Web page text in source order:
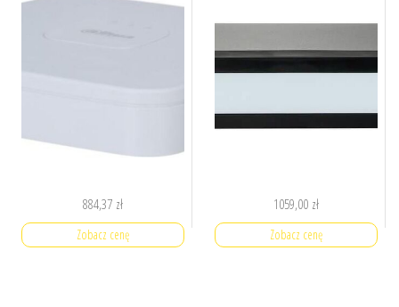
884,37 zł
Zobacz cenę
1059,00 zł
Zobacz cenę